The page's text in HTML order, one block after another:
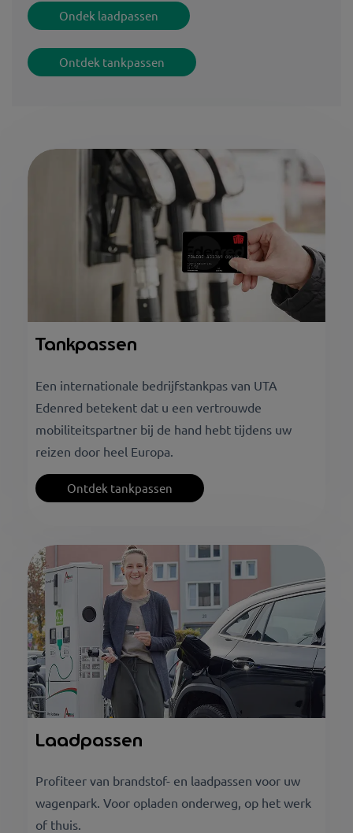
Ondek laadpassen
Ontdek tankpassen
Tankpassen
Een internationale bedrijfstankpas van UTA
Edenred betekent dat u een vertrouwde
mobiliteitspartner bij de hand hebt tijdens uw
reizen door heel Europa.
Ontdek tankpassen
Laadpassen
Profiteer van brandstof- en laadpassen voor uw
wagenpark. Voor opladen onderweg, op het werk
of thuis.